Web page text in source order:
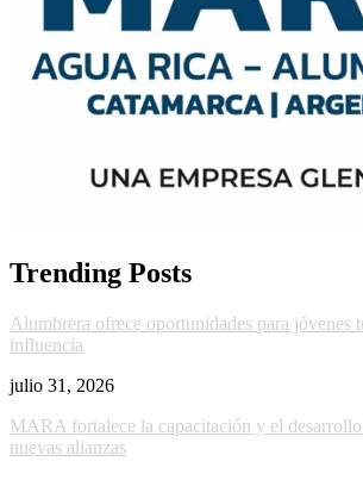
Trending Posts
Alumbrera ofrece oportunidades para jóvenes
influencia
julio 31, 2026
MARA fortalece la capacitación y el
nuevas alianzas